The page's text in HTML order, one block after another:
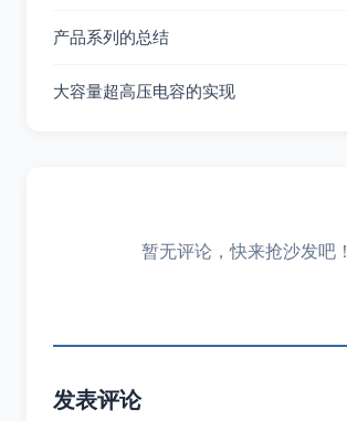
产品系列的总结
大容量超高压电容的实现
暂无评论，快来抢沙发吧！
发表评论